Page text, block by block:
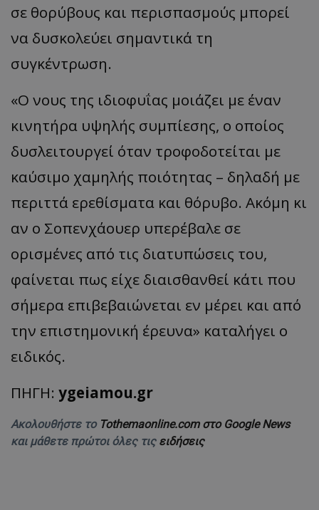
σε θορύβους και περισπασμούς μπορεί
να δυσκολεύει σημαντικά τη
συγκέντρωση.
«Ο νους της ιδιοφυΐας μοιάζει με έναν
κινητήρα υψηλής συμπίεσης, ο οποίος
δυσλειτουργεί όταν τροφοδοτείται με
καύσιμο χαμηλής ποιότητας – δηλαδή με
περιττά ερεθίσματα και θόρυβο. Ακόμη κι
αν ο Σοπενχάουερ υπερέβαλε σε
ορισμένες από τις διατυπώσεις του,
φαίνεται πως είχε διαισθανθεί κάτι που
σήμερα επιβεβαιώνεται εν μέρει και από
την επιστημονική έρευνα» καταλήγει ο
ειδικός.
ΠΗΓΗ: ygeiamou.gr
Ακολουθήστε το Tothemaonline.com στο Google News
και μάθετε πρώτοι όλες τις ειδήσεις